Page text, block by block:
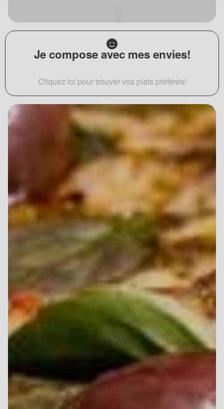
Je compose avec mes envies!
Cliquez ici pour trouver vos plats préférés!